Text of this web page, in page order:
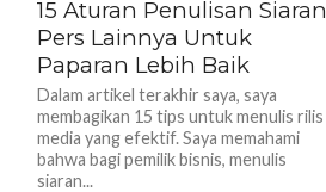
15 Aturan Penulisan Siaran
Pers Lainnya Untuk
Paparan Lebih Baik
Dalam artikel terakhir saya, saya
membagikan 15 tips untuk menulis rilis
media yang efektif. Saya memahami
bahwa bagi pemilik bisnis, menulis
siaran...